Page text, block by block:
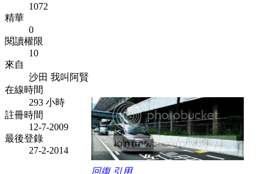
1072
精華
0
閱讀權限
10
來自
沙田 我叫阿賢
在線時間
293 小時
註冊時間
12-7-2009
最後登錄
27-2-2014
回復 引用